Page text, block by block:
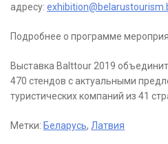
адресу:
Подробнее о программе
Выставка Balttour 2019
470 стендов с актуальными
туристических компаний из 41
Метки: Беларусь, Латвия